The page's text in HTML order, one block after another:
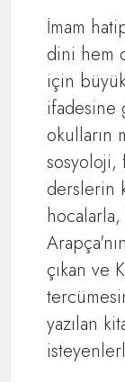
İmam
dini hem
için
ifadesine
okulların
sosyoloji,
derslerin
çıkan ve
yazılan